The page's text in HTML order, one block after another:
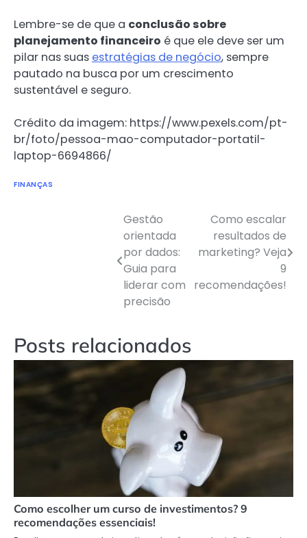
Lembre-se de que a conclusão sobre
planejamento financeiro é que ele deve ser um
pilar nas suas estratégias de negócio, sempre
pautado na busca por um crescimento
sustentável e seguro.
Crédito da imagem: https://www.pexels.com/pt-
br/foto/pessoa-mao-computador-portatil-
laptop-6694866/
FINANÇAS
Navegação
Gestão
orientada
por dados:
Guia para
liderar com
precisão
Como escalar
resultados de
marketing? Veja
9
recomendações!
Posts relacionados
Como escolher um curso de investimentos? 9
recomendações essenciais!